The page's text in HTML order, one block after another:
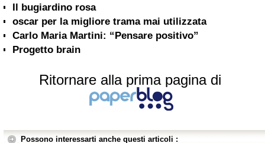
Il bugiardino rosa
oscar per la migliore trama mai utilizzata
Carlo Maria Martini: “Pensare positivo”
Progetto brain
Ritornare alla prima pagina di
Possono interessarti anche questi articoli :